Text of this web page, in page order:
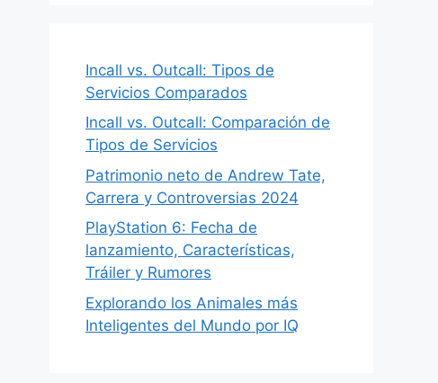
Incall vs. Outcall: Tipos de
Servicios Comparados
Incall vs. Outcall: Comparación de
Tipos de Servicios
Patrimonio neto de Andrew Tate,
Carrera y Controversias 2024
PlayStation 6: Fecha de
lanzamiento, Características,
Tráiler y Rumores
Explorando los Animales más
Inteligentes del Mundo por IQ